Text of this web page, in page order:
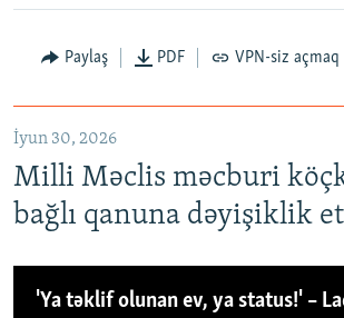
Paylaş PDF VPN-siz açmaq
İyun 30, 2026
Milli Məclis məcburi
bağlı qanuna dəyişiklik